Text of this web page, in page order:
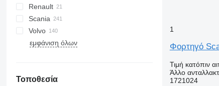
XF
XG
Eurotrakker
Stralis
Magelys
Proway
F90
Lion's series
TGA
TGL
TGX
A-Class
Actros
Antos
Arocs
MB
Renault
Magnum
Midlum
Premium
Scania
G-series
L-series
Alpino
Urbino
T-series
Volvo
8700
B-series
εμφάνιση όλων
Τοποθεσία
1
Φορτηγό
Τιμή κατόπιν
Άλλο
1721024